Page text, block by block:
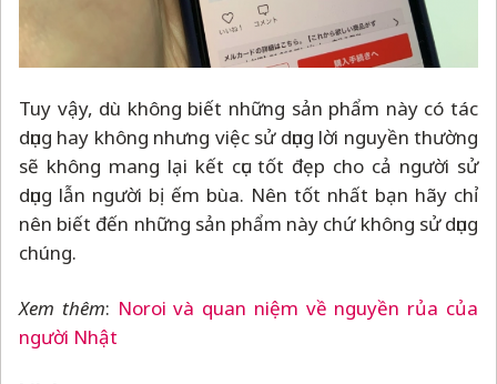
Tuy vậy, dù không biết những sản phẩm này có tác
dụng hay không nhưng việc sử dụng lời nguyền thường
sẽ không mang lại kết cục tốt đẹp cho cả người sử
dụng lẫn người bị ếm bùa. Nên tốt nhất bạn hãy chỉ
nên biết đến những sản phẩm này chứ không sử dụng
chúng.
Xem thêm: Noroi và quan niệm về nguyền rủa của
người Nhật